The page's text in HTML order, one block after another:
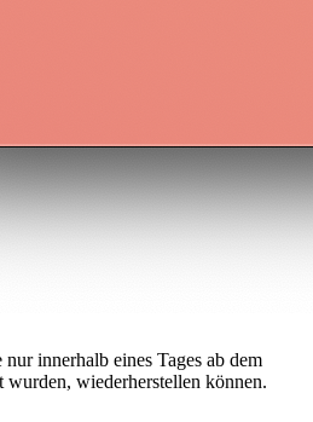
innerhalb eines Tages ab dem
wurden, wiederherstellen können.